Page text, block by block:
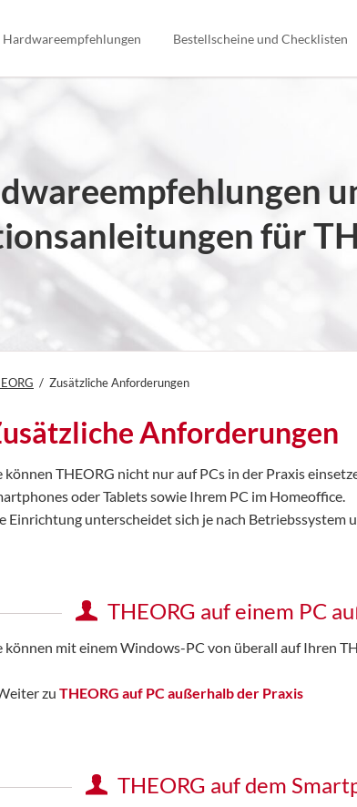
Hardwareempfehlungen Bestellscheine und Checklisten
für
Zusätzliche Anforderungen
Anforderungen
können THEORG nicht nur auf PCs in der Praxis
oder Tablets sowie Ihrem PC im Homeoffice.
Einrichtung unterscheidet sich je nach Betriebssystem
THEORG auf einem PC
können mit einem Windows-PC von überall auf Ihren
zu THEORG auf PC außerhalb der Praxis
THEORG auf dem